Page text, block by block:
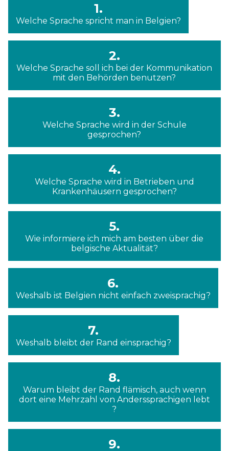
1.
Welche Sprache spricht man in Belgien?
2.
Welche Sprache soll ich bei der Kommunikation
mit den Behörden benutzen?
3.
Welche Sprache wird in der Schule
gesprochen?
4.
Welche Sprache wird in Betrieben und
Krankenhäusern gesprochen?
5.
Wie informiere ich mich am besten über die
belgische Aktualität?
6.
Weshalb ist Belgien nicht einfach zweisprachig?
7.
Weshalb bleibt der Rand einsprachig?
8.
Warum bleibt der Rand flämisch, auch wenn
dort eine Mehrzahl von Anderssprachigen lebt
?
9.